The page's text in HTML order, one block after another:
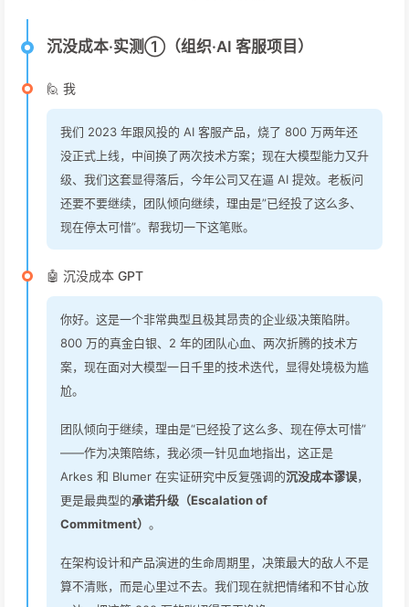
沉没成本·实测①（组织·AI 客服项目）
🙋 我
我们 2023 年跟风投的 AI 客服产品，烧了 800 万两年还
没正式上线，中间换了两次技术方案；现在大模型能力又升
级、我们这套显得落后，今年公司又在逼 AI 提效。老板问
还要不要继续，团队倾向继续，理由是”已经投了这么多、
现在停太可惜”。帮我切一下这笔账。
🤖 沉没成本 GPT
你好。这是一个非常典型且极其昂贵的企业级决策陷阱。
800 万的真金白银、2 年的团队心血、两次折腾的技术方
案，现在面对大模型一日千里的技术迭代，显得处境极为尴
尬。
团队倾向于继续，理由是“已经投了这么多、现在停太可惜”
——作为决策陪练，我必须一针见血地指出，这正是
Arkes 和 Blumer 在实证研究中反复强调的沉没成本谬误，
更是最典型的承诺升级（Escalation of
Commitment） 。
在架构设计和产品演进的生命周期里，决策最大的敌人不是
算不清账，而是心里过不去。我们现在就把情绪和不甘心放